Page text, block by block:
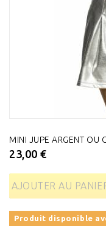
MINI JUPE ARGENT OU
23,00 €
AJOUTER AU
Produit disponible